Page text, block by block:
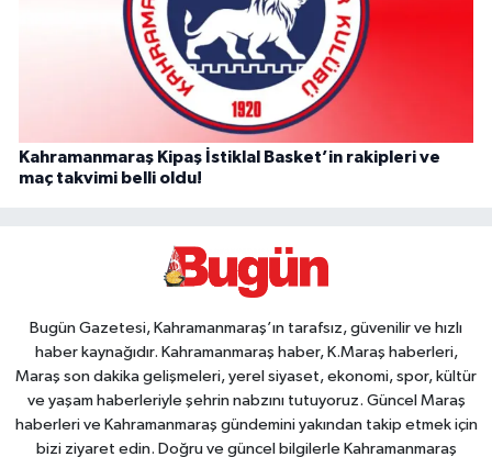
Kahramanmaraş Kipaş İstiklal Basket’in rakipleri ve
maç takvimi belli oldu!
Bugün Gazetesi, Kahramanmaraş’ın tarafsız, güvenilir ve hızlı
haber kaynağıdır. Kahramanmaraş haber, K.Maraş haberleri,
Maraş son dakika gelişmeleri, yerel siyaset, ekonomi, spor, kültür
ve yaşam haberleriyle şehrin nabzını tutuyoruz. Güncel Maraş
haberleri ve Kahramanmaraş gündemini yakından takip etmek için
bizi ziyaret edin. Doğru ve güncel bilgilerle Kahramanmaraş